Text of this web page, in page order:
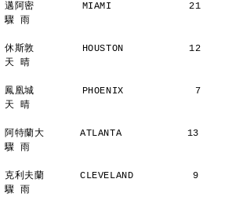
邁阿密        MIAMI             21
驟 雨
休斯敦        HOUSTON           12
天 晴
鳳凰城        PHOENIX            7
天 晴
阿特蘭大      ATLANTA           13
驟 雨
克利夫蘭      CLEVELAND          9
驟 雨